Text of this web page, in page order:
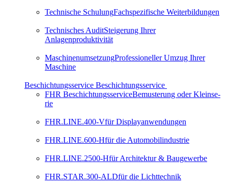
Technische SchulungFachspezifische Weiterbildungen
Technisches AuditSteigerung Ihrer
Anlagenproduktivität
MaschinenumsetzungProfessioneller Umzug Ihrer
Maschine
Beschichtungsservice Beschichtungsservice
FHR BeschichtungsserviceBe­mus­te­rung oder Klein­se­
rie
FHR.LINE.400-Vfür Displayanwendungen
FHR.LINE.600-Hfür die Automobilindustrie
FHR.LINE.2500-Hfür Architektur & Baugewerbe
FHR.STAR.300-ALDfür die Lichttechnik